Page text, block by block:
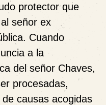
protector que
señor ex
Cuando
a la
del señor Chaves,
procesadas,
causas acogidas